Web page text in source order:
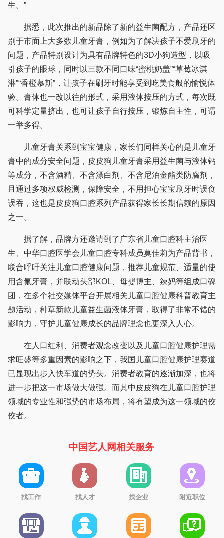
生。”
据悉，此次推出的新品除了新的益生菌配方，产品还区
别于市面上大多数儿童牙膏，例如为了解决孩子不爱刷牙的
问题，产品特别设计为具有品牌特色的3D小狗造型，以吸
引孩子的眼球，同时以三款不同口味“蜜桃奶盖”“草莓冰淇
淋”“香橙慕斯”，让孩子在刷牙时能享受到吃美食般的愉悦体
验。膏体也一改以往的形式，采用液体按压的方式，每次既
可科学定量挤出，也可让孩子自行按压，锻炼自主性，可谓
一举多得。
儿童牙膏关系到宝宝健康，家长们同样关心的是儿童牙
膏中的成分安全问题，皮皮狗儿童牙膏采用益生菌与液体钙
等成分，不含酒精、不含漂白剂、不含尼泊金酯类防腐剂，
且通过多项权威检测，保障安全，不用担心宝宝刷牙时误食
误吞，这也是皮皮狗口腔系列产品获得家长长期信赖的原因
之一。
据了解，品牌方还邀请到了广东省儿童口腔科主治医
生、中华口腔医学会儿童口腔专科成员莫佳莉为产品背书，
联合呼吁关注儿童口腔健康问题，推荐儿童规范、适量的使
用含氟牙膏，并联动头部KOL、母婴博主、辣妈等组成口碑
团，在多个社交媒体平台开展相关儿童口腔健康科普教育主
题活动，种草新款儿童益生菌液体牙膏，取得了非常不错的
影响力，守护儿童健康成长的品牌理念也更深入人心。
在人口红利、消费者观念改变以及儿童口腔健康护理需
求旺盛等多重因素的影响之下，我国儿童口腔健康护理赛道
已显现出步入快车道的势头。消费者教育的逐渐加深，也将
进一步把这一市场做大做强。而其中皮皮狗在儿童口腔护理
领域的专业性和强势的市场布局，将有望成为这一领域的佼
佼者。
中国艺人网相关服务
找工作 找人才 找企业 附近职位